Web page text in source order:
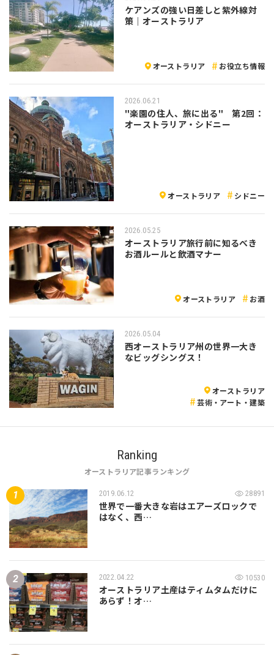
ケアンズの強い日差しと紫外線対
策｜オーストラリア
オーストラリア お役立ち情報
2026.06.21
"楽園の住人、旅に出る" 第2回：
オーストラリア・シドニー
オーストラリア シドニー
2026.05.25
オーストラリア旅行前に知るべき
お酒ルールと飲酒マナー
オーストラリア お酒
2026.05.04
西オーストラリア州の世界一大き
なビッグシングス！
オーストラリア
芸術・アート・建築
Ranking
オーストラリア記事ランキング
2019.06.12 28891
世界で一番大きな岩はエアーズロックで
はなく、西…
2022.04.22 10530
オーストラリア土産はティムタムだけに
あらず！オ…